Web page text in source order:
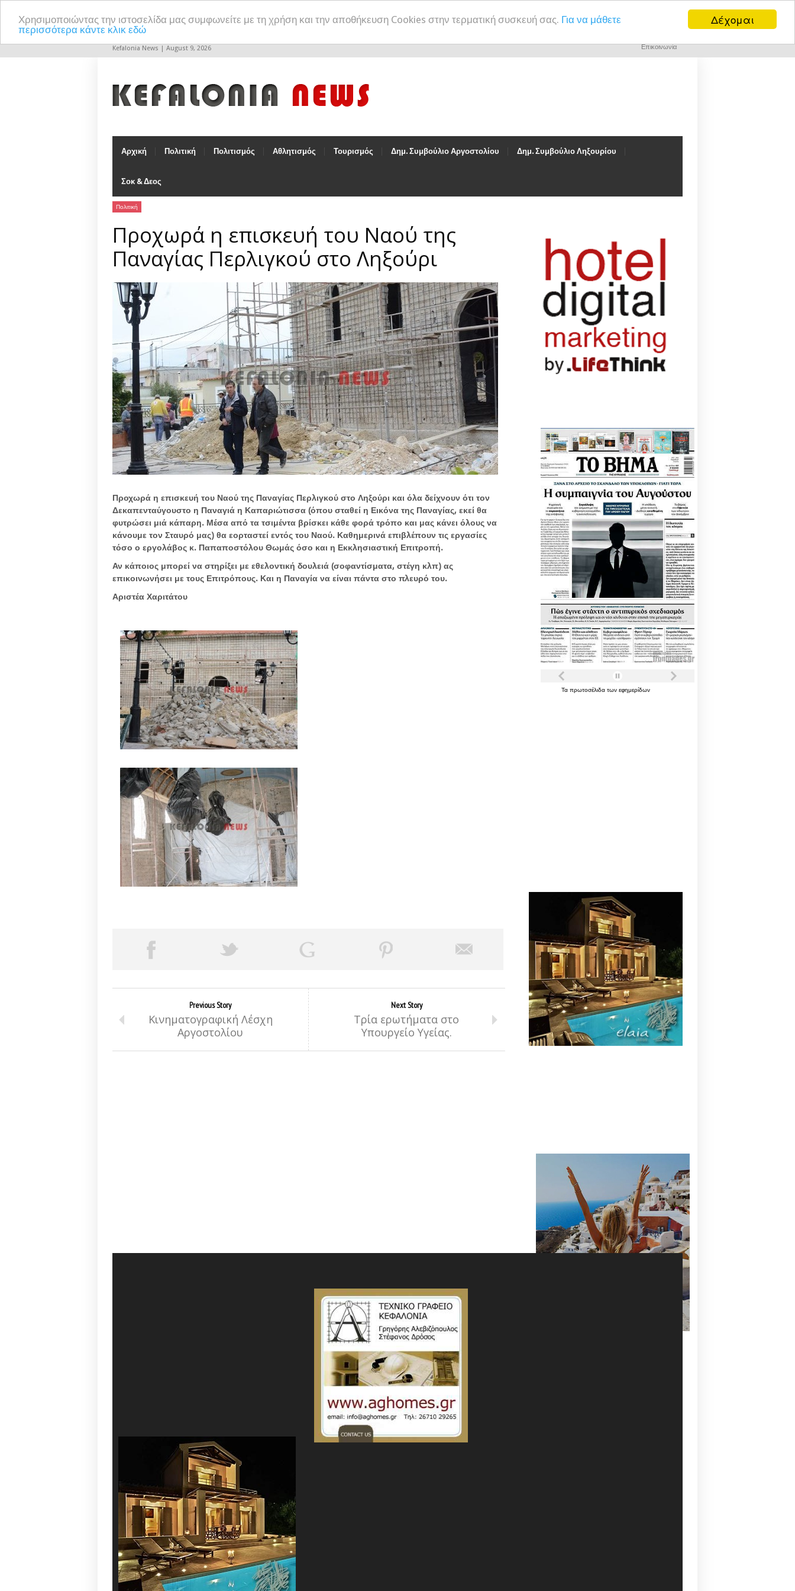
Δέχομαι
Χρησιμοποιώντας την ιστοσελίδα μας συμφωνείτε με τη χρήση και την αποθήκευση Cookies στην τερματική συσκευή σας. Για να μάθετε
περισσότερα κάντε κλικ εδώ
Kefalonia News | August 9, 2026 Επικοινωνία
Αρχική Πολιτική Πολιτισμός Αθλητισμός Τουρισμός Δημ. Συμβούλιο Αργοστολίου Δημ. Συμβούλιο Ληξουρίου
Σοκ & Δεος
Πολιτική
Προχωρά η επισκευή του Ναού της
Παναγίας Περλιγκού στο Ληξούρι
Προχωρά η επισκευή του Ναού της Παναγίας Περλιγκού στο Ληξούρι και όλα δείχνουν ότι τον
Δεκαπενταύγουστο η Παναγιά η Καπαριώτισσα (όπου σταθεί η Εικόνα της Παναγίας, εκεί θα
φυτρώσει μιά κάπαρη. Μέσα από τα τσιμέντα βρίσκει κάθε φορά τρόπο και μας κάνει όλους να
κάνουμε τον Σταυρό μας) θα εορταστεί εντός του Ναού. Καθημερινά επιβλέπουν τις εργασίες
τόσο ο εργολάβος κ. Παπαποστόλου Θωμάς όσο και η Εκκλησιαστική Επιτροπή.
Αν κάποιος μπορεί να στηρίξει με εθελοντική δουλειά (σοφαντίσματα, στέγη κλπ) ας
επικοινωνήσει με τους Επιτρόπους. Και η Παναγία να είναι πάντα στο πλευρό του.
Αριστέα Χαριτάτου
Previous Story
Κινηματογραφική Λέσχη
Αργοστολίου
Next Story
Τρία ερωτήματα στο
Υπουργείο Υγείας.
Τα πρωτοσέλιδα των εφημερίδων